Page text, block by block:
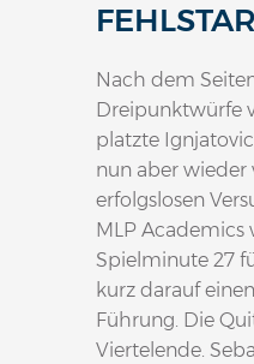
Nach dem
Dreipunktwürfe
platzte
nun aber wieder
erfolgslosen
MLP Academics
Spielminute 27
kurz darauf
Führung. Die
Viertelende.